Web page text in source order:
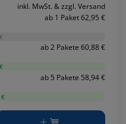
inkl. MwSt. & zzgl. Versand
ab 1 Paket 62,95 €
ab 2 Pakete 60,88 €
ab 5 Pakete 58,94 €